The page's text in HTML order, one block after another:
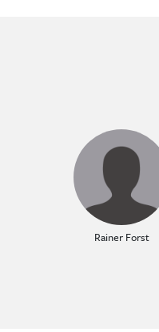
Rainer Forst